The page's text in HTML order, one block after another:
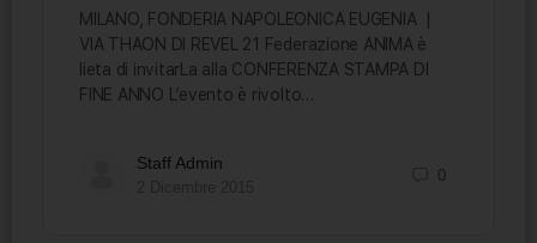
MILANO, FONDERIA NAPOLEONICA EUGENIA |
VIA THAON DI REVEL 21 Federazione ANIMA è
lieta di invitarLa alla CONFERENZA STAMPA DI
FINE ANNO L’evento è rivolto…
Staff Admin
0